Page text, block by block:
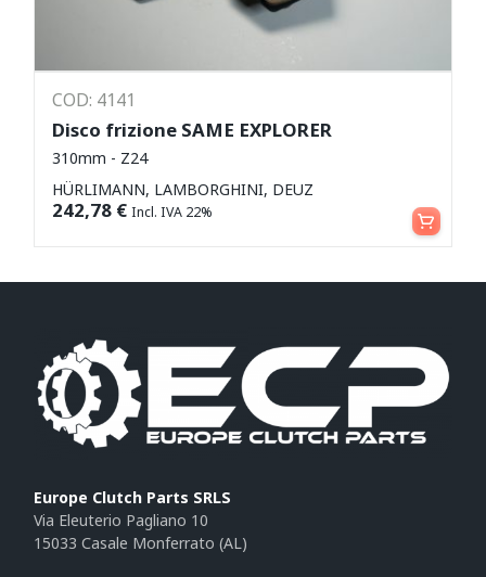
COD: 4141
Disco frizione SAME EXPLORER
310mm - Z24
HÜRLIMANN, LAMBORGHINI, DEUZ
242,78 € Incl. IVA 22% Aggiungi al carrello
Europe Clutch Parts SRLS
Via Eleuterio Pagliano 10
15033 Casale Monferrato (AL)